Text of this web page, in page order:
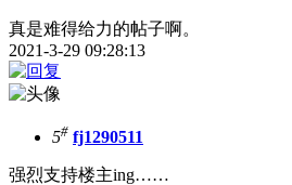
真是难得给力的帖子啊。
2021-3-29 09:28:13
5# fj1290511
强烈支持楼主ing……